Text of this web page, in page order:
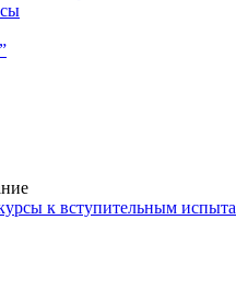
к вступительным